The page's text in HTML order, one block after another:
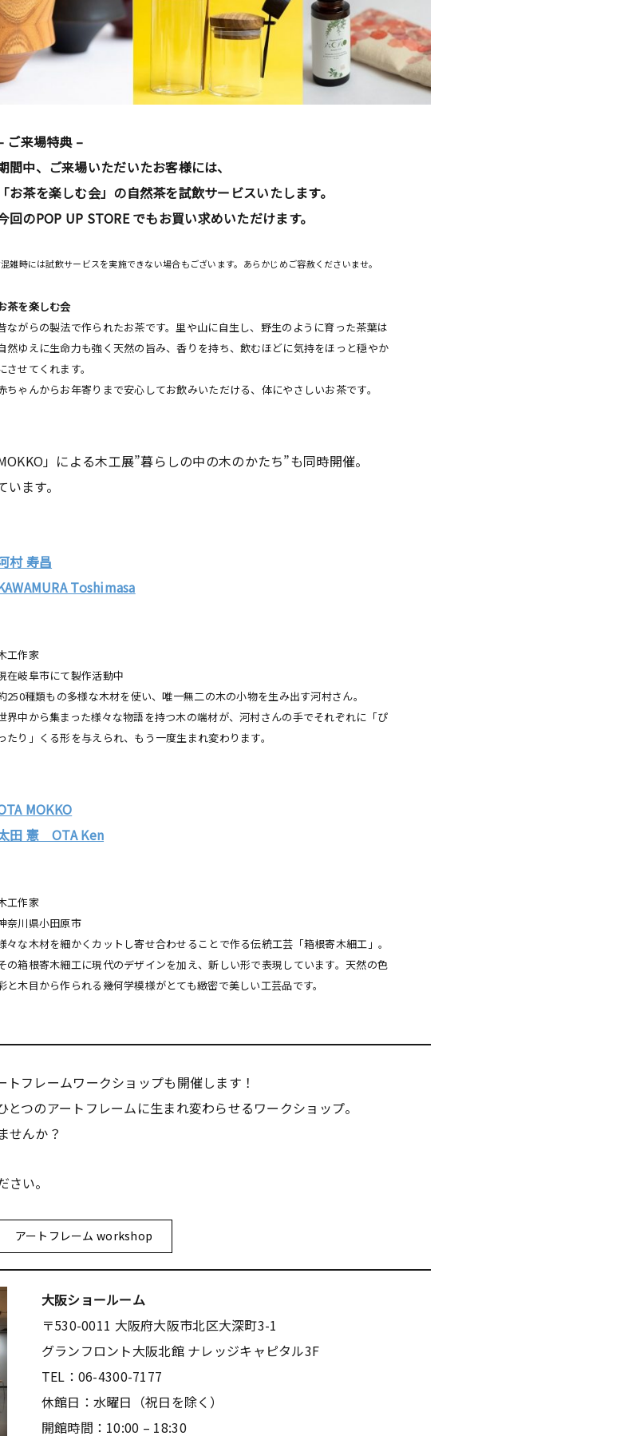
ご来場特典 –
間中、ご来場いただいたお客様には、
「お茶を楽しむ会」の自然茶を試飲サービスいたします。
回のPOP UP STORE でもお買い求めいただけます。
雑時には試飲サービスを実施できない場合もございます。あらかじめご容赦くださいませ。
茶を楽しむ会
ながらの製法で作られたお茶です。里や山に自生し、野生のように育った茶葉は
然ゆえに生命力も強く天然の旨み、香りを持ち、飲むほどに気持をほっと穏やか
させてくれます。
ちゃんからお年寄りまで安心してお飲みいただける、体にやさしいお茶です。
」による木工展”暮らしの中の木のかたち”も同時開催。
ます。
村 寿昌
Toshimasa
工作家
在岐阜市にて製作活動中
250種類もの多様な木材を使い、唯一無二の木の小物を生み出す河村さん。
界中から集まった様々な物語を持つ木の端材が、河村さんの手でそれぞれに「ぴ
たり」くる形を与えられ、もう一度生まれ変わります。
MOKKO
田 憲 OTA Ken
工作家
奈川県小田原市
々な木材を細かくカットし寄せ合わせることで作る伝統工芸「箱根寄木細工」。
の箱根寄木細工に現代のデザインを加え、新しい形で表現しています。天然の色
と木目から作られる幾何学模様がとても緻密で美しい工芸品です。
フレームワークショップも開催します！
つのアートフレームに生まれ変わらせるワークショップ。
せんか？
い。
アートフレーム workshop
大阪ショールーム
〒530-0011 大阪府大阪市北区大深町3-1
グランフロント大阪北館 ナレッジキャピタル3F
TEL：06-4300-7177
休館日：水曜日（祝日を除く）
開館時間：10:00 – 18:30